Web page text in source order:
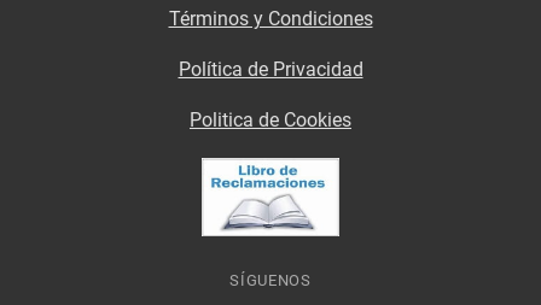
Términos y Condiciones
Política de Privacidad
Politica de Cookies
SÍGUENOS